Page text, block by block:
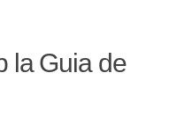
la Guia de